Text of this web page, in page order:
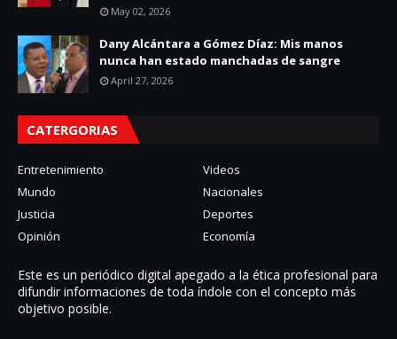
May 02, 2026
Dany Alcántara a Gómez Díaz: Mis manos
nunca han estado manchadas de sangre
April 27, 2026
CATERGORIAS
Entretenimiento
Videos
Mundo
Nacionales
Justicia
Deportes
Opinión
Economía
Este es un periódico digital apegado a la ética profesional para
difundir informaciones de toda í­ndole con el concepto más
objetivo posible.